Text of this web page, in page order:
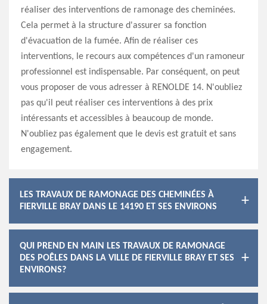
réaliser des interventions de ramonage des cheminées.
Cela permet à la structure d'assurer sa fonction
d'évacuation de la fumée. Afin de réaliser ces
interventions, le recours aux compétences d'un ramoneur
professionnel est indispensable. Par conséquent, on peut
vous proposer de vous adresser à RENOLDE 14. N'oubliez
pas qu'il peut réaliser ces interventions à des prix
intéressants et accessibles à beaucoup de monde.
N'oubliez pas également que le devis est gratuit et sans
engagement.
LES TRAVAUX DE RAMONAGE DES CHEMINÉES À
FIERVILLE BRAY DANS LE 14190 ET SES ENVIRONS
QUI PREND EN MAIN LES TRAVAUX DE RAMONAGE
DES POÊLES DANS LA VILLE DE FIERVILLE BRAY ET SES
ENVIRONS?